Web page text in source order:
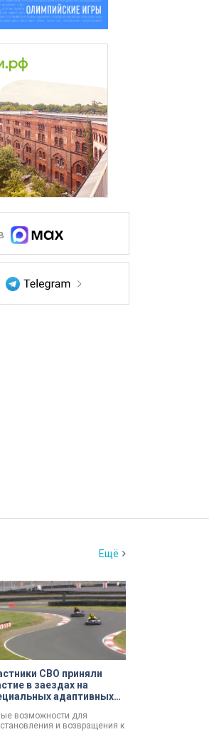
Ещё
СВО приняли
в заездах на
адаптивных
возможности для
и возвращения к